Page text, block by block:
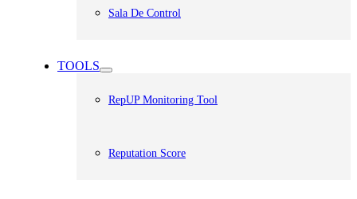
Sala De Control
TOOLS
RepUP Monitoring Tool
Reputation Score